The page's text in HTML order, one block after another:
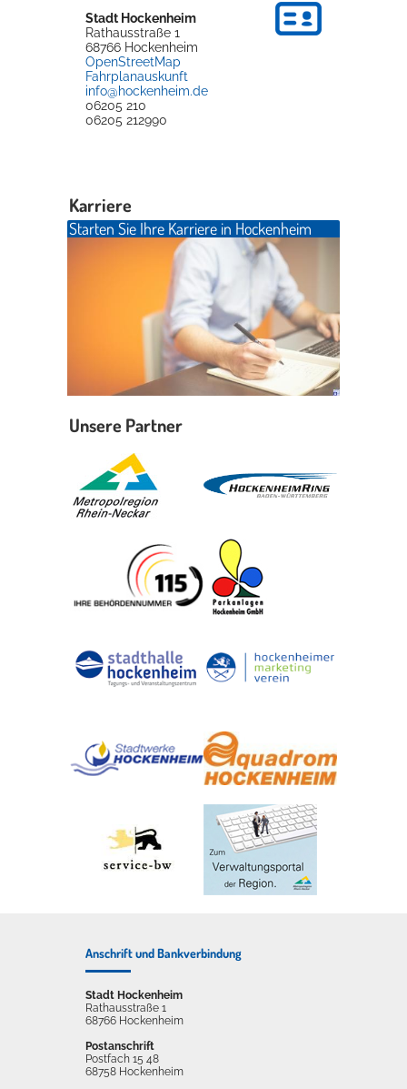
Stadt Hockenheim
Rathausstraße 1
68766 Hockenheim
OpenStreetMap
Fahrplanauskunft
info@hockenheim.de
06205 210
06205 212990
Karriere
Starten Sie Ihre Karriere in Hockenheim
Unsere Partner
Anschrift und Bankverbindung
Stadt Hockenheim
Rathausstraße 1
68766 Hockenheim
Postanschrift
Postfach 15 48
68758 Hockenheim